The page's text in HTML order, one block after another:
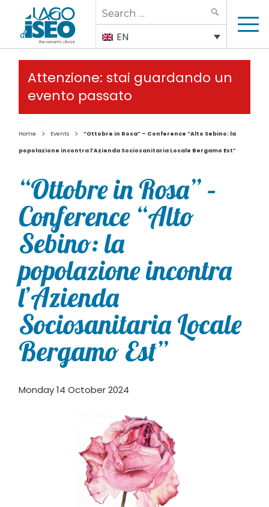
Search
for:
EN
Attenzione: stai guardando un
evento passato
Home > Events > “Ottobre in Rosa” – Conference “Alto Sebino: la
popolazione incontra l’Azienda Sociosanitaria Locale Bergamo Est”
“Ottobre in Rosa” –
Conference “Alto
Sebino: la
popolazione incontra
l’Azienda
Sociosanitaria Locale
Bergamo Est”
Monday 14 October 2024